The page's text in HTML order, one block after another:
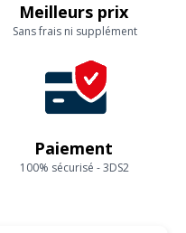
Meilleurs prix
Sans frais ni supplément
Paiement
100% sécurisé - 3DS2